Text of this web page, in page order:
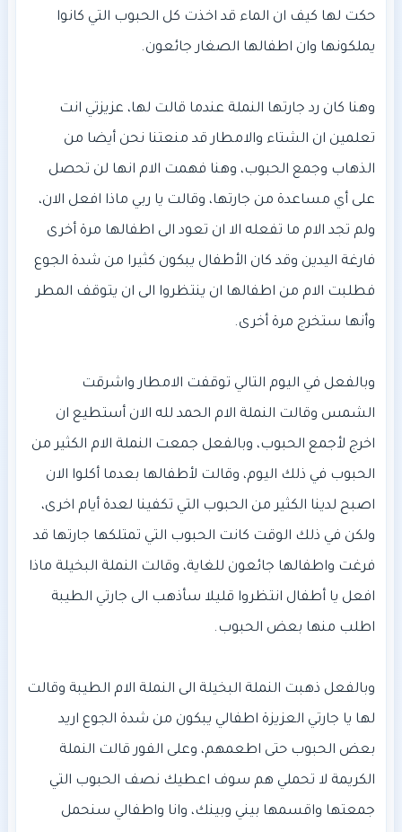
حكت لها كيف ان الماء قد اخذت كل الحبوب التي كانوا
وهنا كان رد جارتها النملة عندما قالت لها، عزيزتي انت
تعلمين ان الشتاء والامطار قد منعتنا نحن أيضا من
الذهاب وجمع الحبوب، وهنا فهمت الام انها لن تحصل
على أي مساعدة من جارتها، وقالت يا ربي ماذا افعل الان،
ولم تجد الام ما تفعله الا ان تعود الى اطفالها مرة أخرى
فارغة اليدين وقد كان الأطفال يبكون كثيرا من شدة الجوع
فطلبت الام من اطفالها ان ينتظروا الى ان يتوقف المطر
وبالفعل في اليوم التالي توقفت الامطار واشرقت
الشمس وقالت النملة الام الحمد لله الان أستطيع ان
اخرج لأجمع الحبوب، وبالفعل جمعت النملة الام الكثير من
الحبوب في ذلك اليوم، وقالت لأطفالها بعدما أكلوا الان
اصبح لدينا الكثير من الحبوب التي تكفينا لعدة أيام اخرى،
ولكن في ذلك الوقت كانت الحبوب التي تمتلكها جارتها قد
فرغت واطفالها جائعون للغاية، وقالت النملة البخيلة ماذا
افعل يا أطفال انتظروا قليلا سأذهب الى جارتي الطيبة
وبالفعل ذهبت النملة البخيلة الى النملة الام الطيبة وقالت
لها يا جارتي العزيزة اطفالي يبكون من شدة الجوع اريد
بعض الحبوب حتى اطعمهم، وعلى الفور قالت النملة
الكريمة لا تحملي هم سوف اعطيك نصف الحبوب التي
جمعتها واقسمها بيني وبينك، وانا واطفالي سنحمل